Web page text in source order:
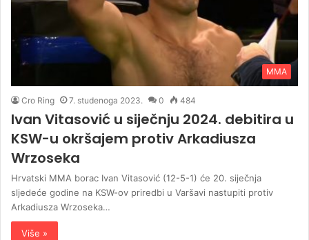
MMA
Cro Ring 7. studenoga 2023. 0 484
Ivan Vitasović u siječnju 2024. debitira u
KSW-u okršajem protiv Arkadiusza
Wrzoseka
Hrvatski MMA borac Ivan Vitasović (12-5-1) će 20. siječnja
sljedeće godine na KSW-ov priredbi u Varšavi nastupiti protiv
Arkadiusza Wrzoseka…
Više »